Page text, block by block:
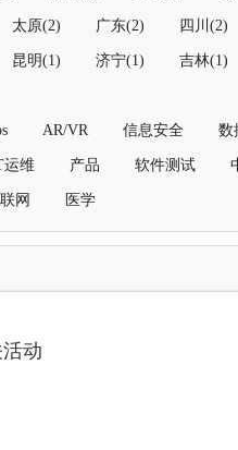
太原(2) 广东(2) 四川(2)
昆明(1) 济宁(1) 吉林(1)
AR/VR 信息安全 数
运维 产品 软件测试
网 医学
动